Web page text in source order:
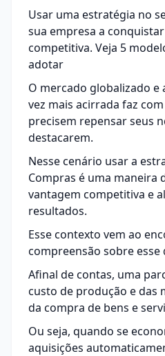
Usar uma estratégia no
sua empresa a
competitiva. Veja 5
adotar
O mercado globalizado e
vez mais acirrada faz
precisem repensar seus
destacarem.
Nesse cenário usar a
Compras é uma maneira
vantagem competitiva e
resultados.
Esse contexto vem ao
compreensão sobre
Afinal de contas, uma
custo de produção e das
da compra de bens e
Ou seja, quando se
aquisições